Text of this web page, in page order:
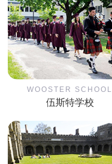
WOOSTER SCHOOL
伍斯特学校